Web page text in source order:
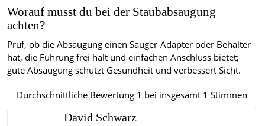
Worauf musst du bei der Staubabsaugung
achten?
Prüf, ob die Absaugung einen Sauger-Adapter oder Behälter
hat, die Führung frei hält und einfachen Anschluss bietet;
gute Absaugung schützt Gesundheit und verbessert Sicht.
Durchschnittliche Bewertung 1 bei insgesamt 1 Stimmen
David Schwarz